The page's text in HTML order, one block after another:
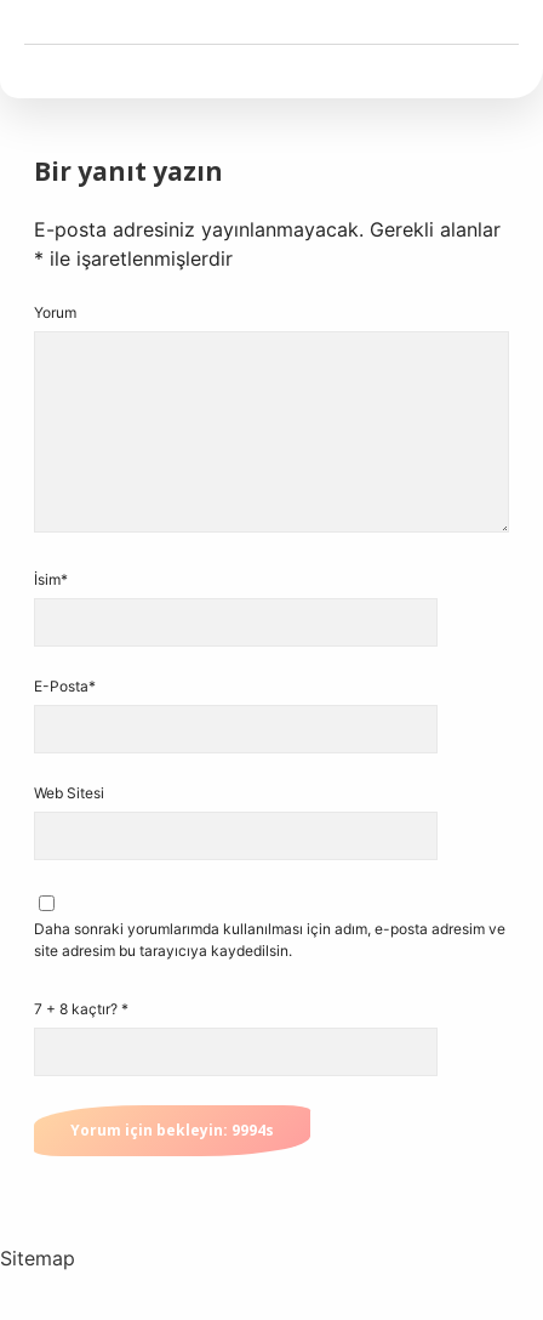
Bir yanıt yazın
E-posta adresiniz yayınlanmayacak. Gerekli alanlar
* ile işaretlenmişlerdir
Yorum
İsim*
E-Posta*
Web Sitesi
Daha sonraki yorumlarımda kullanılması için adım, e-posta adresim ve
site adresim bu tarayıcıya kaydedilsin.
7 + 8 kaçtır? *
Sitemap